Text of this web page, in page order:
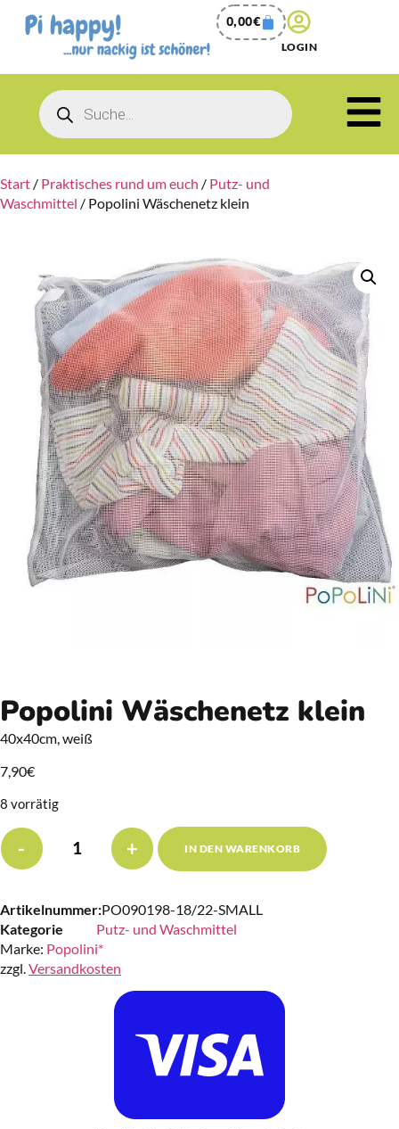
0,00€
LOGIN
Start / Praktisches rund um euch / Putz- und
Waschmittel / Popolini Wäschenetz klein
Popolini Wäschenetz klein
40x40cm, weiß
7,90€
8 vorrätig
- + IN DEN WARENKORB
Artikelnummer:PO090198-18/22-SMALL
Kategorie
Putz- und Waschmittel
Marke: Popolini*
zzgl. Versandkosten